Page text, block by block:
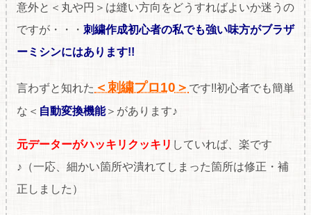
意外と＜丸や円＞は縫い方向をどうすればよいか迷うの
ですが・・・ 刺繍作成初心者の私でも強い味方がブラザ
ーミシンにはあります!!
言わずと知れた ＜刺繍プロ10＞ です!!初心者でも簡単
な＜ 自動変換機能＞があります♪
元データーがハッキリクッキリ していれば、楽です
♪（一応、細かい箇所や潰れてしまった箇所は修正・補
正しました）